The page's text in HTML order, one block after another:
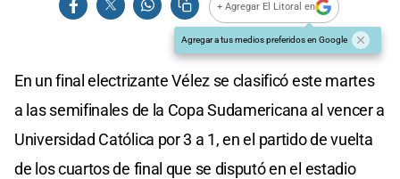
+ Agregar El Litoral en
Agregar a tus medios preferidos en Google
En un final electrizante Vélez se clasificó este martes
a las semifinales de la Copa Sudamericana al vencer a
Universidad Católica por 3 a 1, en el partido de vuelta
de los cuartos de final que se disputó en el estadio